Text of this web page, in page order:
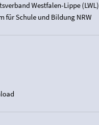
Westfalen-Lippe (LWL)
für Schule und Bildung NRW